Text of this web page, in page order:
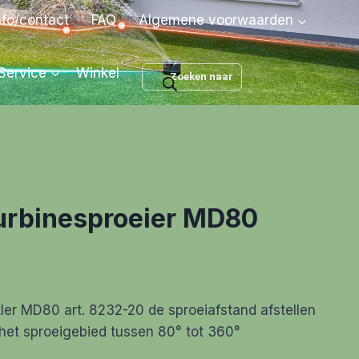
contact FAQ Algemene voorwaarden
Winkel
Producten
zoeken
MD80
MD80 art. 8232-20 de sproeiafstand afstellen
sproeigebied tussen 80° tot 360°